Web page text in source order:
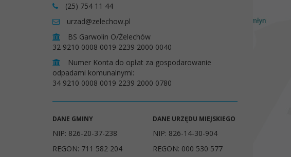
(25) 754 11 44
urzad@zelechow.pl
BS Garwolin O/Żelechów
32 9210 0008 0019 2239 2000 0040
Numer Konta do opłat za gospodarowanie
odpadami komunalnymi:
34 9210 0008 0019 2239 2000 0780
DANE GMINY
NIP: 826-20-37-238
REGON: 711 582 204
DANE URZĘDU MIEJSKIEGO
NIP: 826-14-30-904
REGON: 000 530 577